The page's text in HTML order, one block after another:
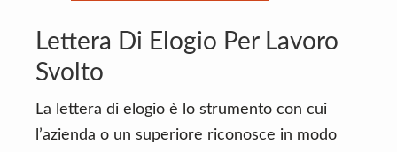
Lettera Di Elogio Per Lavoro
Svolto
La lettera di elogio è lo strumento con cui
l’azienda o un superiore riconosce in modo